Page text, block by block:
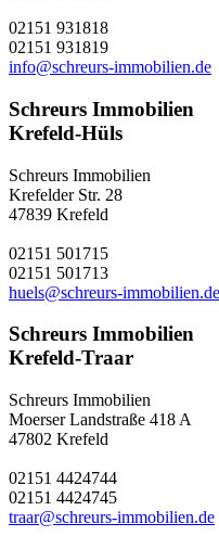
02151 931818
02151 931819
info@schreurs-immobilien.de
Schreurs Immobilien
Krefeld-Hüls
Schreurs Immobilien
Krefelder Str. 28
47839 Krefeld
02151 501715
02151 501713
huels@schreurs-immobilien.de
Schreurs Immobilien
Krefeld-Traar
Schreurs Immobilien
Moerser Landstraße 418 A
47802 Krefeld
02151 4424744
02151 4424745
traar@schreurs-immobilien.de